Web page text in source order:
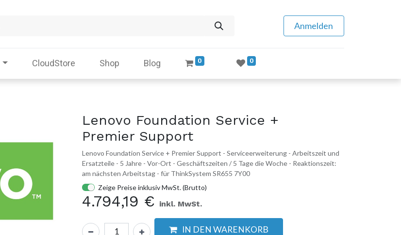
Anmelden
CloudStore Shop Blog 0 0
Lenovo Foundation Service +
Premier Support
Lenovo Foundation Service + Premier Support - Serviceerweiterung - Arbeitszeit und
Ersatzteile - 5 Jahre - Vor-Ort - Geschäftszeiten / 5 Tage die Woche - Reaktionszeit:
am nächsten Arbeitstag - für ThinkSystem SR655 7Y00
Zeige Preise inklusiv MwSt. (Brutto)
4.794,19 € inkl. MwSt.
IN DEN WARENKORB